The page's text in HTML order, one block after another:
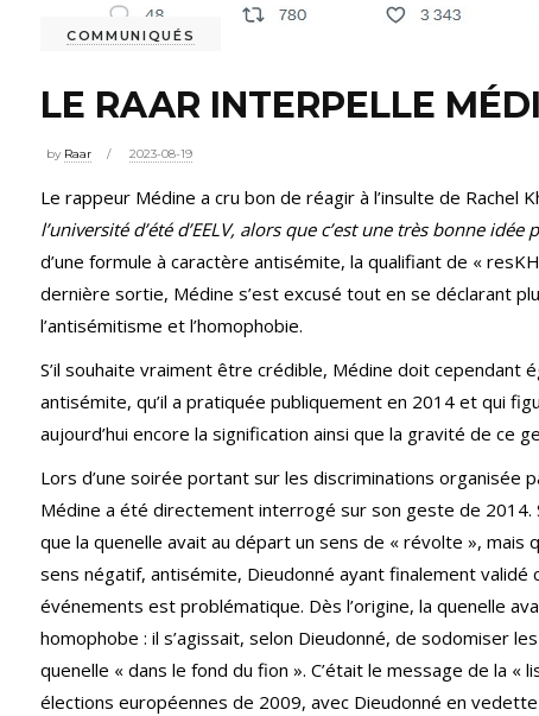
COMMUNIQUÉS
LE RAAR INTERPELLE
by Raar 2023-08-19
Le rappeur Médine a cru bon de réagir à l’insulte de Rachel
l’université d’été d’EELV, alors que c’est une très bonne
d’une formule à caractère antisémite, la qualifiant de «
dernière sortie, Médine s’est excusé tout en se déclarant
l’antisémitisme et l’homophobie.
S’il souhaite vraiment être crédible, Médine doit cependant
antisémite, qu’il a pratiquée publiquement en 2014 et qui
aujourd’hui encore la signification ainsi que la gravité de ce
Lors d’une soirée portant sur les discriminations organisée
Médine a été directement interrogé sur son geste de
que la quenelle avait au départ un sens de « révolte », mais
sens négatif, antisémite, Dieudonné ayant finalement
événements est problématique. Dès l’origine, la quenelle
homophobe : il s’agissait, selon Dieudonné, de sodomiser
quenelle « dans le fond du fion ». C’était le message de la
élections européennes de 2009, avec Dieudonné en